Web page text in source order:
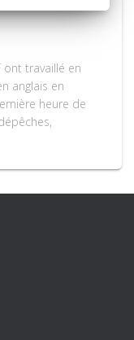
ont travaillé en
anglais en
heure de